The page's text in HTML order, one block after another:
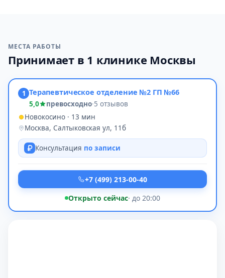
МЕСТА РАБОТЫ
Принимает в 1 клинике Москвы
1 Терапевтическое отделение №2 ГП №66
5,0 превосходно·5 отзывов
Новокосино · 13 мин
Москва, Салтыковская ул, 11б
Консультация по записи
+7 (499) 213-00-40
Открыто сейчас· до 20:00